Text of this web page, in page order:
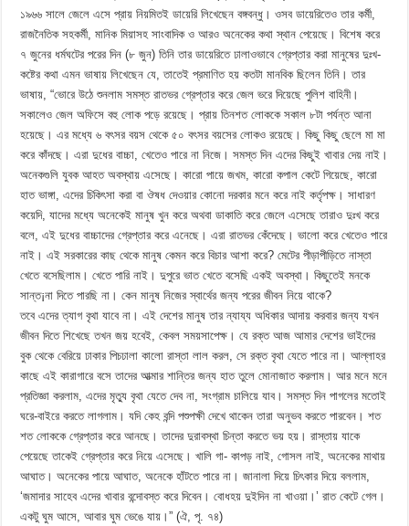
১৯৬৬ সালে জেলে এসে প্রায় নিয়মিতই ডায়েরি লিখেছেন বঙ্গবন্ধু। ওসব ডায়েরিতেও তার কর্মী,
রাজনৈতিক সহকর্মী, মানিক মিয়াসহ সাংবাদিক ও আরও অনেকের কথা স্থান পেয়েছে। বিশেষ করে
৭ জুনের ধর্মঘটের পরের দিন (৮ জুন) তিনি তার ডায়েরিতে ঢালাওভাবে গ্রেপ্তার করা মানুষের দুঃখ-
কষ্টের কথা এমন ভাষায় লিখেছেন যে, তাতেই প্রমাণিত হয় কতটা মানবিক ছিলেন তিনি। তার
ভাষায়, “ভোরে উঠে শুনলাম সমস্ত রাতভর গ্রেপ্তার করে জেল ভরে দিয়েছে পুলিশ বাহিনী।
সকালেও জেল অফিসে বহু লোক পড়ে রয়েছে। প্রায় তিনশত লোককে সকাল ৮টা পর্যন্ত আনা
হয়েছে। এর মধ্যে ৬ বৎসর বয়স থেকে ৫০ বৎসর বয়সের লোকও রয়েছে। কিছু কিছু ছেলে মা মা
করে কাঁদছে। এরা দুধের বাচ্চা, খেতেও পারে না নিজে। সমস্ত দিন এদের কিছুই খাবার দেয় নাই।
অনেকগুলি যুবক আহত অবস্থায় এসেছে। কারো পায়ে জখম, কারো কপাল কেটে গিয়েছে, কারো
হাত ভাঙ্গা, এদের চিকিৎসা করা বা ঔষধ দেওয়ার কোনো দরকার মনে করে নাই কর্তৃপক্ষ। সাধারণ
কয়েদি, যাদের মধ্যে অনেকেই মানুষ খুন করে অথবা ডাকাতি করে জেলে এসেছে তারাও দুঃখ করে
বলে, এই দুধের বাচ্চাদের গ্রেপ্তার করে এনেছে। এরা রাতভর কেঁদেছে। ভালো করে খেতেও পারে
নাই। এই সরকারের কাছ থেকে মানুষ কেমন করে বিচার আশা করে? মেটের পীড়াপীড়িতে নাস্তা
খেতে বসেছিলাম। খেতে পারি নাই। দুপুরে ভাত খেতে বসেছি একই অবস্থা। কিছুতেই মনকে
সান্ত¡না দিতে পারছি না। কেন মানুষ নিজের স্বার্থের জন্য পরের জীবন নিয়ে থাকে?
তবে এদের ত্যাগ বৃথা যাবে না। এই দেশের মানুষ তার ন্যায্য অধিকার আদায় করবার জন্য যখন
জীবন দিতে শিখেছে তখন জয় হবেই, কেবল সময়সাপেক্ষ। যে রক্ত আজ আমার দেশের ভাইদের
বুক থেকে বেরিয়ে ঢাকার পিচঢালা কালো রাস্তা লাল করল, সে রক্ত বৃথা যেতে পারে না। আল্লাহর
কাছে এই কারাগারে বসে তাদের আত্মার শান্তির জন্য হাত তুলে মোনাজাত করলাম। আর মনে মনে
প্রতিজ্ঞা করলাম, এদের মৃত্যু বৃথা যেতে দেব না, সংগ্রাম চালিয়ে যাব। সমস্ত দিন পাগলের মতোই
ঘরে-বাইরে করতে লাগলাম। যদি কেহ বন্দি পশুপক্ষী দেখে থাকেন তারা অনুভব করতে পারবেন। শত
শত লোককে গ্রেপ্তার করে আনছে। তাদের দুরাবস্থা চিন্তা করতে ভয় হয়। রাস্তায় যাকে
পেয়েছে তাকেই গ্রেপ্তার করে নিয়ে এসেছে। খালি গা- কাপড় নাই, গোসল নাই, অনেকের মাথায়
আঘাত। অনেকের পায়ে আঘাত, অনেকে হাঁটতে পারে না। জানালা দিয়ে চিৎকার দিয়ে বললাম,
‘জমাদার সাহেব এদের খাবার বন্দোবস্ত করে দিবেন। বোধহয় দুইদিন না খাওয়া।’ রাত কেটে গেল।
একটু ঘুম আসে, আবার ঘুম ভেঙে যায়।” (ঐ, পৃ. ৭৪)